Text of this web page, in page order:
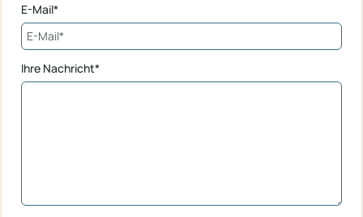
E-Mail*
Ihre Nachricht*